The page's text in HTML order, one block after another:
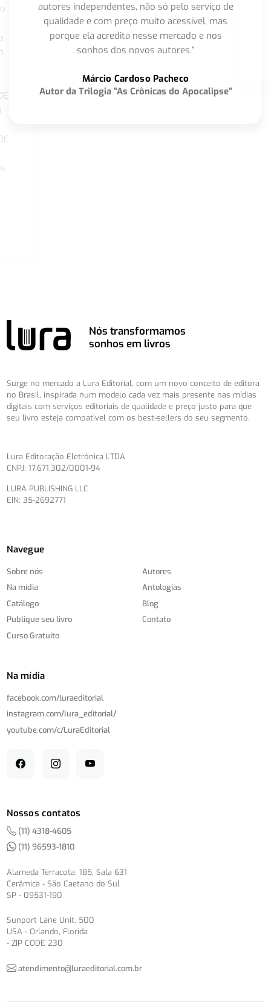
autores independentes, não só pelo serviço de
qualidade e com preço muito acessível, mas
porque ela acredita nesse mercado e nos
sonhos dos novos autores.”
Márcio Cardoso Pacheco
Autor da Trilogia "As Crônicas do Apocalipse"
Nós transformamos
sonhos em livros
Surge no mercado a Lura Editorial, com um novo conceito de editora
no Brasil, inspirada num modelo cada vez mais presente nas mídias
digitais com serviços editoriais de qualidade e preço justo para que
seu livro esteja compatível com os best-sellers do seu segmento.
Lura Editoração Eletrônica LTDA
CNPJ: 17.671.302/0001-94
LURA PUBLISHING LLC
EIN: 35-2692771
Navegue
Sobre nós
Na mídia
Catálogo
Publique seu livro
Curso Gratuito
Autores
Antologias
Blog
Contato
Na mídia
facebook.com/luraeditorial
instagram.com/lura_editorial/
youtube.com/c/LuraEditorial
Nossos contatos
(11) 4318-4605
(11) 96593-1810
Alameda Terracota, 185, Sala 631
Cerâmica - São Caetano do Sul
SP - 09531-190
Sunport Lane Unit, 500
USA - Orlando, Florida
- ZIP CODE 230
atendimento@luraeditorial.com.br